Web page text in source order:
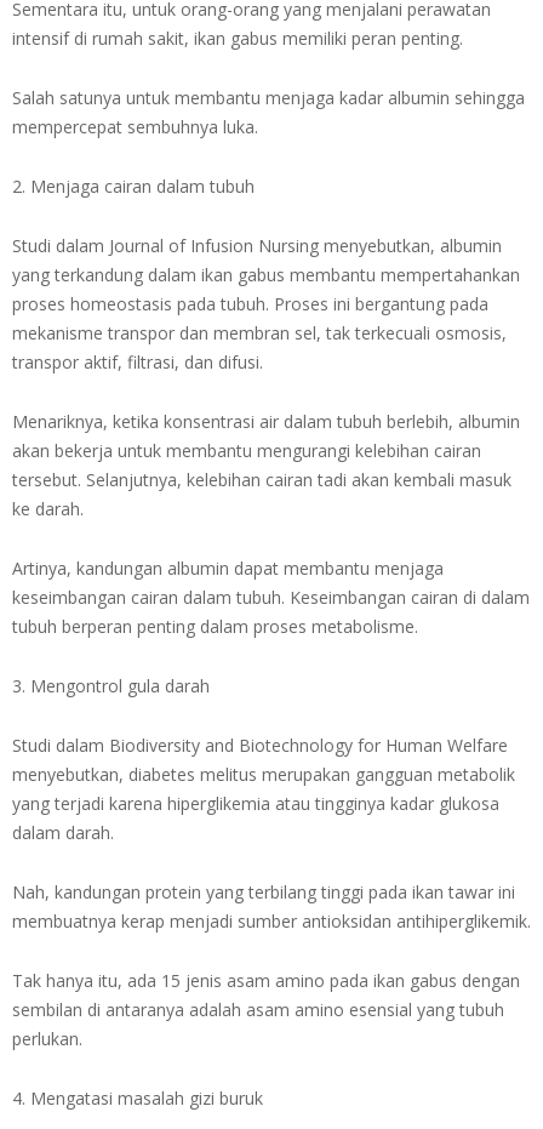
Sementara itu, untuk orang-orang yang menjalani perawatan
intensif di rumah sakit, ikan gabus memiliki peran penting.
Salah satunya untuk membantu menjaga kadar albumin sehingga
mempercepat sembuhnya luka.
2. Menjaga cairan dalam tubuh
Studi dalam Journal of Infusion Nursing menyebutkan, albumin
yang terkandung dalam ikan gabus membantu mempertahankan
proses homeostasis pada tubuh. Proses ini bergantung pada
mekanisme transpor dan membran sel, tak terkecuali osmosis,
transpor aktif, filtrasi, dan difusi.
Menariknya, ketika konsentrasi air dalam tubuh berlebih, albumin
akan bekerja untuk membantu mengurangi kelebihan cairan
tersebut. Selanjutnya, kelebihan cairan tadi akan kembali masuk
ke darah.
Artinya, kandungan albumin dapat membantu menjaga
keseimbangan cairan dalam tubuh. Keseimbangan cairan di dalam
tubuh berperan penting dalam proses metabolisme.
3. Mengontrol gula darah
Studi dalam Biodiversity and Biotechnology for Human Welfare
menyebutkan, diabetes melitus merupakan gangguan metabolik
yang terjadi karena hiperglikemia atau tingginya kadar glukosa
dalam darah.
Nah, kandungan protein yang terbilang tinggi pada ikan tawar ini
membuatnya kerap menjadi sumber antioksidan antihiperglikemik.
Tak hanya itu, ada 15 jenis asam amino pada ikan gabus dengan
sembilan di antaranya adalah asam amino esensial yang tubuh
perlukan.
4. Mengatasi masalah gizi buruk